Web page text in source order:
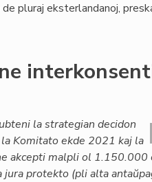
pluraj eksterlandanoj,
la strategian decidon
Komitato ekde 2021 kaj la
akcepti malpli ol
protekto (pli alta